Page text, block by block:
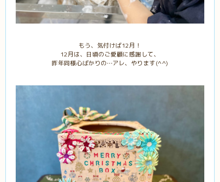
もう、気付けば12月！
12月は、日頃のご愛顧に感謝して、
昨年同様心ばかりの…アレ、やります(^^)